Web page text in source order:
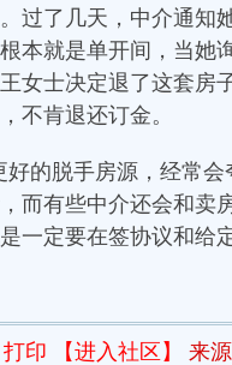
过了几天，中介通知
本就是单开间，当她
女士决定退了这套房
不肯退还订金。
好的脱手房源，经常
而有些中介还会和卖
一定要在签协议和给
打印 【进入社区】
来